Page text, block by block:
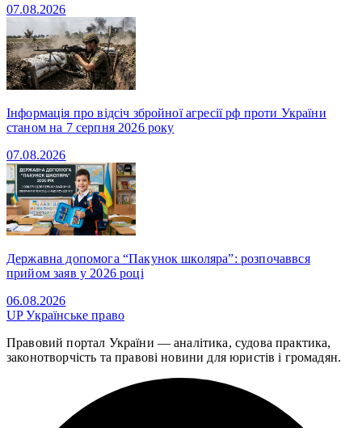
07.08.2026
Інформація про відсіч збройної агресії рф проти України
станом на 7 серпня 2026 року
07.08.2026
Державна допомога “Пакунок школяра”: розпочаввся
прийом заяв у 2026 році
06.08.2026
UPУкраїнське право
Правовий портал України — аналітика, судова практика,
законотворчість та правові новини для юристів і громадян.